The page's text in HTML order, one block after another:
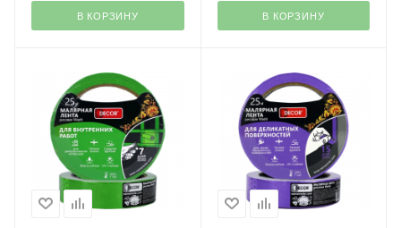
В КОРЗИНУ В КОРЗИНУ